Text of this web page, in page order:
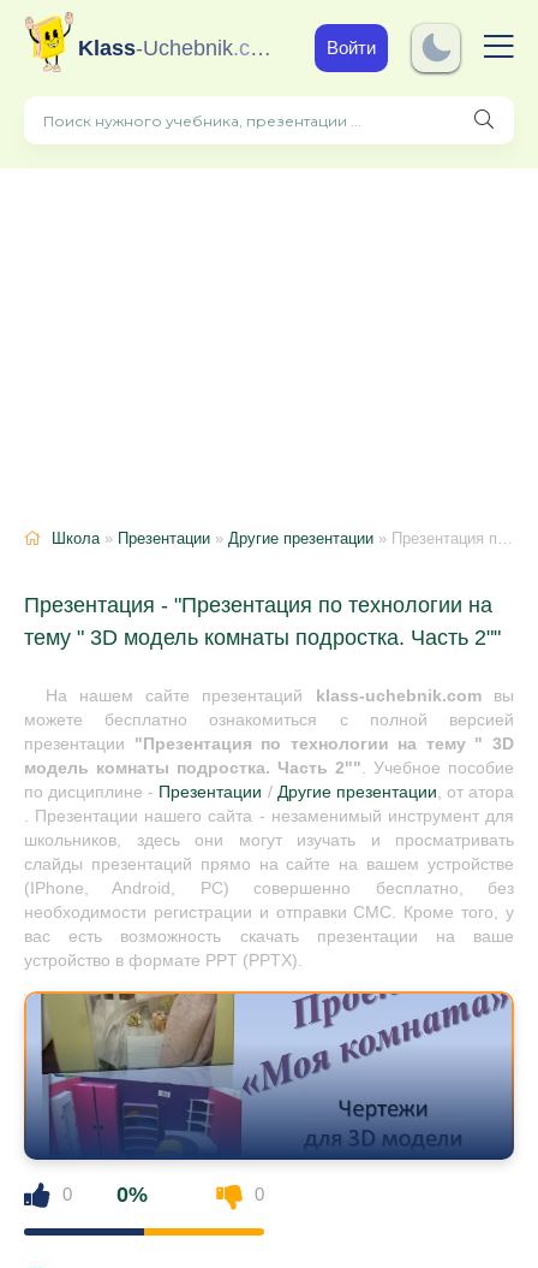
Klass-Uchebnik.com Войти
Школа» Презентации » Другие презентации » Презентация по технологии на тему " 3D модель комнаты подростка. Часть 2"
Презентация - "Презентация по технологии на
тему " 3D модель комнаты подростка. Часть 2""
На нашем сайте презентаций klass-uchebnik.comвы
можете бесплатно ознакомиться с полной версией
презентации "Презентация по технологии на тему " 3D
модель комнаты подростка. Часть 2"". Учебное пособие
по дисциплине - Презентации / Другие презентации, от атора
. Презентации нашего сайта - незаменимый инструмент для
школьников, здесь они могут изучать и просматривать
слайды презентаций прямо на сайте на вашем устройстве
(IPhone, Android, PC) совершенно бесплатно, без
необходимости регистрации и отправки СМС. Кроме того, у
вас есть возможность скачать презентации на ваше
устройство в формате PPT (PPTX).
0 0% 0